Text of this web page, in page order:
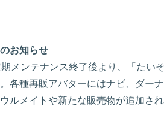
お知らせ
メンテナンス終了後より、「たい
各種再販アバターにはナビ、ダー
ルメイトや新たな販売物が追加され